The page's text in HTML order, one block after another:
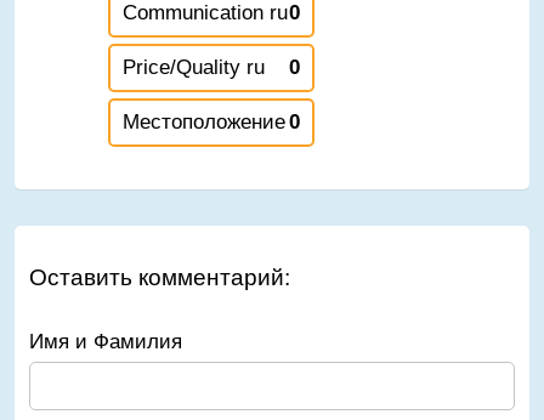
Communication ru0
Price/Quality ru 0
Местоположение0
Оставить комментарий:
Имя и Фамилия